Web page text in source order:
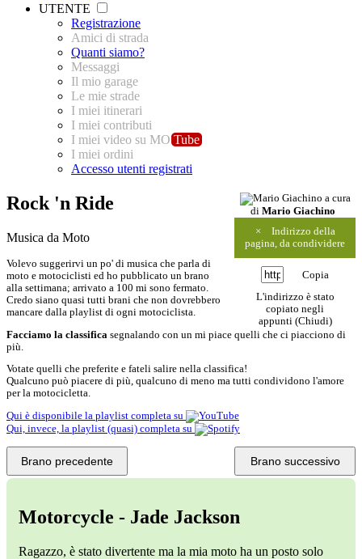
UTENTE
Registrazione
Amici di strada
Quanti siamo?
Messaggi
Il mio garage
Le mie strade
I miei itinerari
I miei contributi
I miei video su MO Tube
I miei ordini
Accesso utenti registrati
a cura
di Mario Giachino
×
Indirizzo della
pagina, da condividere
Copia
L'indirizzo è stato
copiato negli
appunti (Chiudi)
Rock 'n Ride
Musica da Moto
Volevo suggerirvi un po' di musica che parla di
moto e motociclisti ed ho pubblicato un brano
alla settimana; arrivato a 100 mi sono fermato.
Credo siano quasi tutti brani che non dovrebbero
mancare dalla playlist di ogni motociclista.
Facciamo la classifica segnalando con un mi piace quelli che ci piacciono di
più.
Votate quelli che preferite e fateli salire nella classifica!
Qualcuno può piacere di più, qualcuno di meno ma tutti condividono l'amore
per la motocicletta.
Qui è disponibile la playlist completa su
Qui, invece, la playlist (quasi) completa su
Brano precedente Brano successivo
Motorcycle - Jade Jackson
Ragazzo, è stato divertente ma la mia moto ha un posto solo